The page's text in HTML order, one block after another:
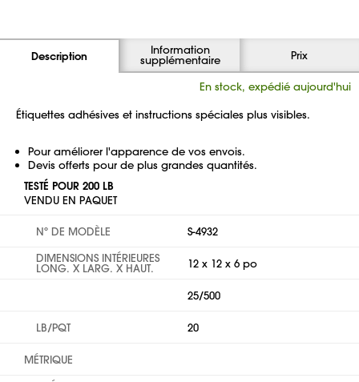
Description Information
supplémentaire Prix
En stock, expédié aujourd'hui
Étiquettes adhésives et instructions spéciales plus visibles.
Pour améliorer l'apparence de vos envois.
Devis offerts pour de plus grandes quantités.
TESTÉ POUR 200 LB
VENDU EN PAQUET
Nº DE MODÈLE
S-4932
DIMENSIONS INTÉRIEURES
LONG. X LARG. X HAUT. 12 x 12 x 6 po
25/500
LB/PQT 20
MÉTRIQUE